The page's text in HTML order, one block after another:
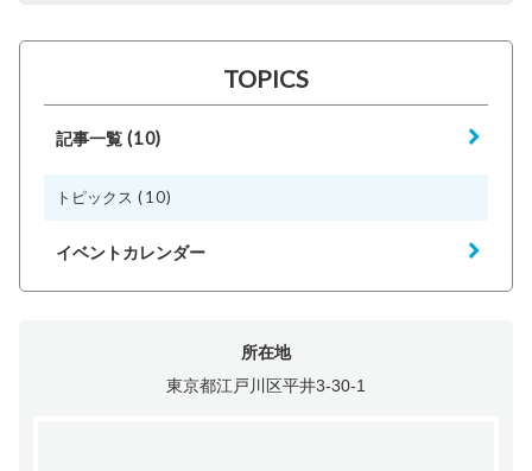
TOPICS
記事一覧 (10)
トピックス (10)
イベントカレンダー
所在地
東京都江戸川区平井3-30-1